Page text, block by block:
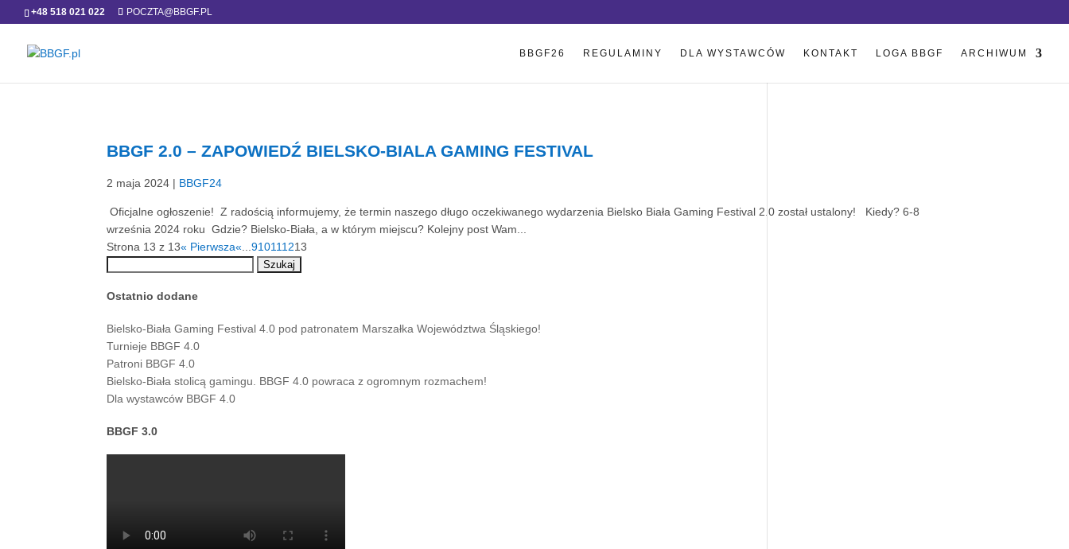
+48 518 021 022 POCZTA@BBGF.PL
BBGF26 REGULAMINY DLA WYSTAWCÓW KONTAKT LOGA BBGF ARCHIWUM
BBGF 2.0 – ZAPOWIEDŹ BIELSKO-BIALA GAMING FESTIVAL
2 maja 2024 | BBGF24
Oficjalne ogłoszenie! Z radością informujemy, że termin naszego długo oczekiwanego wydarzenia Bielsko Biała Gaming Festival 2.0 został ustalony! Kiedy? 6-8
września 2024 roku Gdzie? Bielsko-Biała, a w którym miejscu? Kolejny post Wam...
Strona 13 z 13« Pierwsza« ...910111213
Ostatnio dodane
Bielsko-Biała Gaming Festival 4.0 pod patronatem Marszałka Województwa Śląskiego!
Turnieje BBGF 4.0
Patroni BBGF 4.0
Bielsko-Biała stolicą gamingu. BBGF 4.0 powraca z ogromnym rozmachem!
Dla wystawców BBGF 4.0
BBGF 3.0